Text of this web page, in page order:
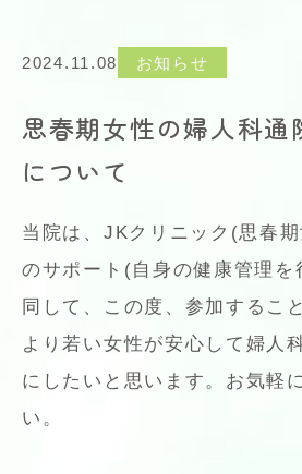
2024.11.08 お知らせ
思春期女性の婦人科通
について
当院は、JKクリニック(思春
のサポート(自身の健康管理を
同して、この度、参加するこ
より若い女性が安心して婦人
にしたいと思います。お気軽
い。